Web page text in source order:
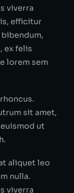
viverra
efficitur
ex felis
lorem sem
sit amet,
ut
aliquet leo
nulla.
viverra